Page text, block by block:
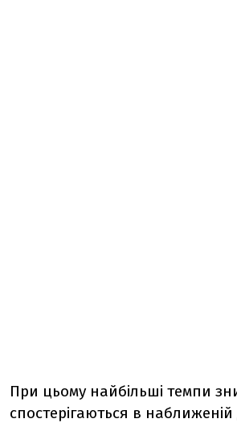
При цьому найбільші темпи
спостерігаються в